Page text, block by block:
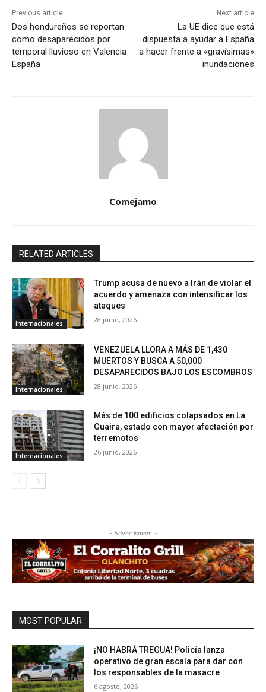
Previous article
Dos hondureños se reportan
como desaparecidos por
temporal lluvioso en Valencia
España
Next article
La UE dice que está
dispuesta a ayudar a España
a hacer frente a «gravísimas»
inundaciones
Comejamo
RELATED ARTICLES
Internacionales
Trump acusa de nuevo a Irán de violar el
acuerdo y amenaza con intensificar los
ataques
28 junio, 2026
Internacionales
VENEZUELA LLORA A MÁS DE 1,430
MUERTOS Y BUSCA A 50,000
DESAPARECIDOS BAJO LOS ESCOMBROS
28 junio, 2026
Internacionales
Más de 100 edificios colapsados en La
Guaira, estado con mayor afectación por
terremotos
26 junio, 2026
- Advertisment -
MOST POPULAR
¡NO HABRÁ TREGUA! Policía lanza
operativo de gran escala para dar con
los responsables de la masacre
6 agosto, 2026